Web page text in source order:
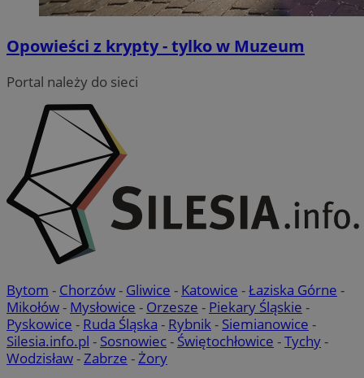
Opowieści z krypty - tylko w Muzeum
Portal należy do sieci
Bytom - Chorzów- Gliwice - Katowice -Łaziska Górne -
Mikołów- Mysłowice - Orzesze - Piekary Śląskie -
Pyskowice - Ruda Śląska - Rybnik- Siemianowice -
Silesia.info.pl - Sosnowiec- Świętochłowice -Tychy-
Wodzisław-Zabrze -Żory